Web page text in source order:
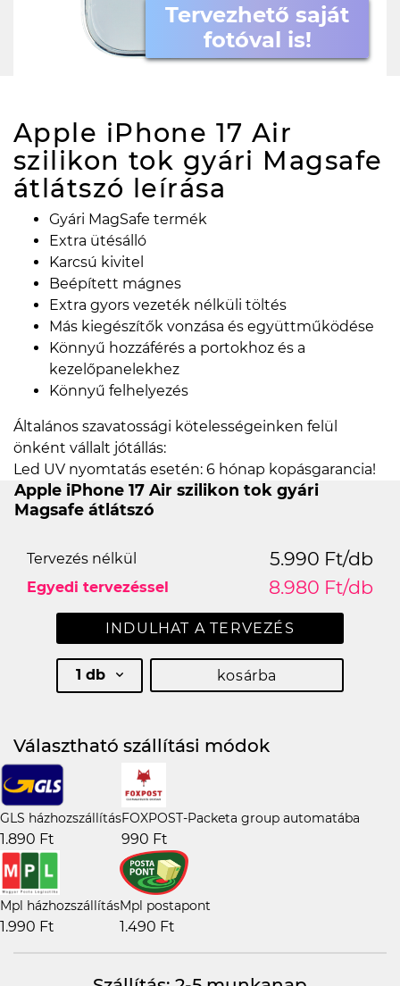
Tervezhető saját
fotóval is!
Apple iPhone 17 Air
szilikon tok gyári Magsafe
átlátszó leírása
Gyári MagSafe termék
Extra ütésálló
Karcsú kivitel
Beépített mágnes
Extra gyors vezeték nélküli töltés
Más kiegészítők vonzása és együttműködése
Könnyű hozzáférés a portokhoz és a
kezelőpanelekhez
Könnyű felhelyezés
Általános szavatossági kötelességeinken felül
önként vállalt jótállás:
Led UV nyomtatás esetén: 6 hónap kopásgarancia!
Apple iPhone 17 Air szilikon tok gyári
Magsafe átlátszó
Tervezés nélkül 5.990 Ft/db
Egyedi tervezéssel 8.980 Ft/db
INDULHAT A TERVEZÉS
1 db kosárba
Választható szállítási módok
GLS házhozszállítás
1.890 Ft
FOXPOST-Packeta group automatába
990 Ft
Mpl házhozszállítás
1.990 Ft
Mpl postapont
1.490 Ft